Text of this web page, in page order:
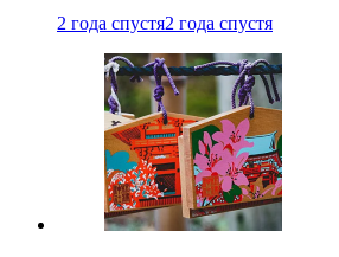
2 года спустя2 года спустя